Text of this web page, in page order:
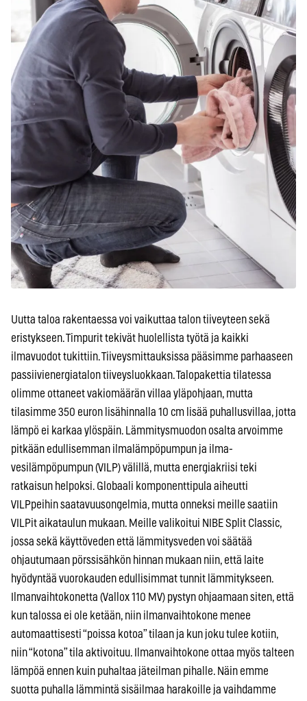
Uutta taloa rakentaessa voi vaikuttaa talon tiiveyteen sekä
eristykseen. Timpurit tekivät huolellista työtä ja kaikki
ilmavuodot tukittiin. Tiiveysmittauksissa pääsimme parhaaseen
passiivienergiatalon tiiveysluokkaan. Talopakettia tilatessa
olimme ottaneet vakiomäärän villaa yläpohjaan, mutta
tilasimme 350 euron lisähinnalla 10 cm lisää puhallusvillaa, jotta
lämpö ei karkaa ylöspäin. Lämmitysmuodon osalta arvoimme
pitkään edullisemman ilmalämpöpumpun ja ilma-
vesilämpöpumpun (VILP) välillä, mutta energiakriisi teki
ratkaisun helpoksi. Globaali komponenttipula aiheutti
VILPpeihin saatavuusongelmia, mutta onneksi meille saatiin
VILPit aikataulun mukaan. Meille valikoitui NIBE Split Classic,
jossa sekä käyttöveden että lämmitysveden voi säätää
ohjautumaan pörssisähkön hinnan mukaan niin, että laite
hyödyntää vuorokauden edullisimmat tunnit lämmitykseen.
Ilmanvaihtokonetta (Vallox 110 MV) pystyn ohjaamaan siten, että
kun talossa ei ole ketään, niin ilmanvaihtokone menee
automaattisesti “poissa kotoa” tilaan ja kun joku tulee kotiin,
niin “kotona” tila aktivoituu. Ilmanvaihtokone ottaa myös talteen
lämpöä ennen kuin puhaltaa jäteilman pihalle. Näin emme
suotta puhalla lämmintä sisäilmaa harakoille ja vaihdamme